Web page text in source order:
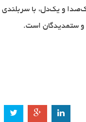
و یک‌دل، با
و ستمدیدگان است.